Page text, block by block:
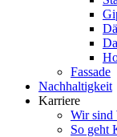
Fassade
Nachhaltigkeit
Karriere
Wir sind
So geht